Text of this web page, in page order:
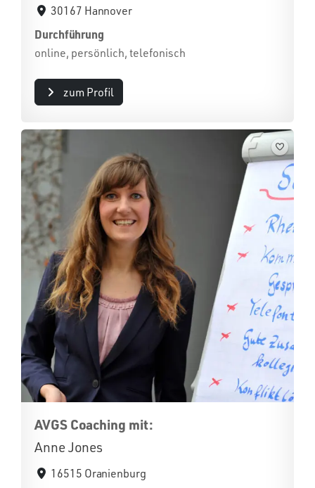
30167 Hannover
Durchführung
online, persönlich, telefonisch
zum Profil
AVGS Coaching mit:
Anne Jones
16515 Oranienburg